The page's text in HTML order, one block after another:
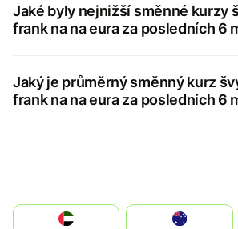
Jaké byly nejnižší směnné kurzy
frank na na eura za posledních 6
Jaký je průměrný směnný kurz
frank na na eura za posledních 6
الإمارات العربية المتحدة